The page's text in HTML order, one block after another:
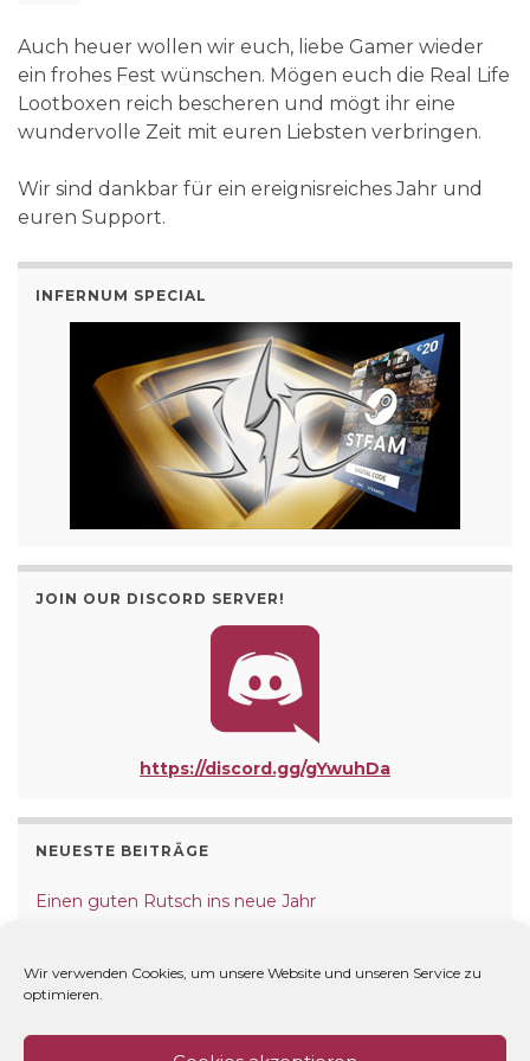
Wir verwenden Cookies, um unsere Website und unseren Service zu
optimieren.
Auch heuer wollen wir euch, liebe Gamer wieder
ein frohes Fest wünschen. Mögen euch die Real Life
Lootboxen reich bescheren und mögt ihr eine
wundervolle Zeit mit euren Liebsten verbringen.
Wir sind dankbar für ein ereignisreiches Jahr und
euren Support.
INFERNUM SPECIAL
JOIN OUR DISCORD SERVER!
https://discord.gg/gYwuhDa
NEUESTE BEITRÄGE
Einen guten Rutsch ins neue Jahr
Christmas Festival – Gewinner und Fazit
Christmas Festival – Zeitplan